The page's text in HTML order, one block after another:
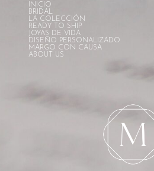
INICIO
BRIDAL
LA COLECCIÓN
READY TO SHIP
JOYAS DE VIDA
DISEÑO PERSONALIZADO
MARGO CON CAUSA
ABOUT US